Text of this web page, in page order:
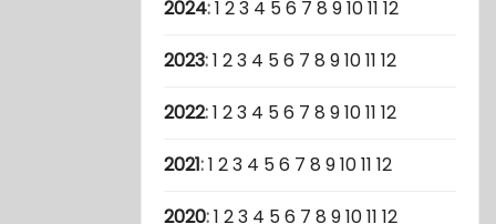
2024:1 23 4 56 7 8 91011 12
2023:1 23 4 56 7 8 91011 12
2022:1 23 4 56 7 8 91011 12
2021:1 23 4 56 7 8 91011 12
2020:1 23 4 56 7 8 91011 12